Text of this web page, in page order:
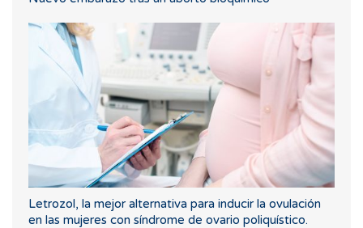
Letrozol, la mejor alternativa para inducir la ovulación
en las mujeres con síndrome de ovario poliquístico.